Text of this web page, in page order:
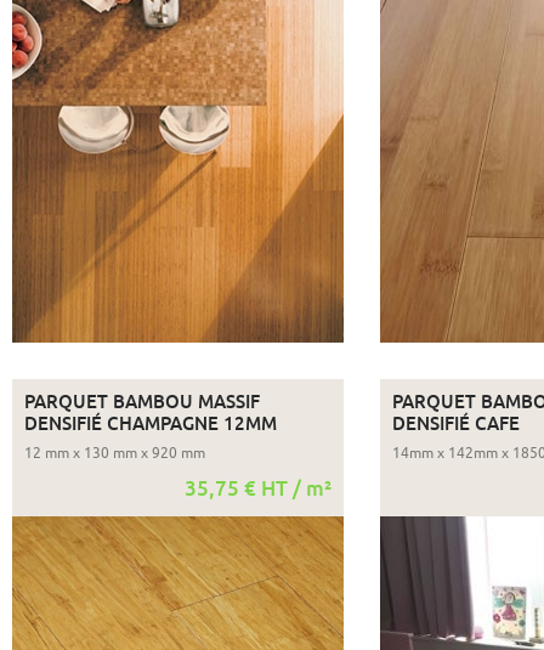
PARQUET BAMBOU MASSIF
DENSIFIÉ CHAMPAGNE 12MM
12 mm x 130 mm x 920 mm
35,75 € HT / m²
PARQUET
DENSIFIÉ CAFE
14mm x 142mm x